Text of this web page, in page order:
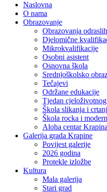
Naslovna
O nama
Obrazovanje
Obrazovanja
Djelomične
Mikrokvalifikacije
Osobni asistent
Osnovna škola
Srednjoškolsko
Tečajevi
Održane edukacije
Tjedan
Škola slikanja i
Škola rocka i
Aloha centar Krapina
Galerija grada Krapine
Povijest galerije
2026 godina
Protekle izložbe
Kultura
Mala galerija
Stari grad